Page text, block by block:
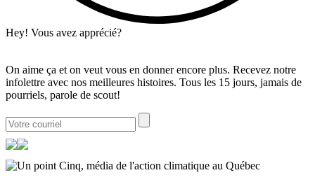
Hey! Vous avez apprécié?
On aime ça et on veut vous en donner encore plus. Recevez notre
infolettre avec nos meilleures histoires. Tous les 15 jours, jamais de
pourriels, parole de scout!